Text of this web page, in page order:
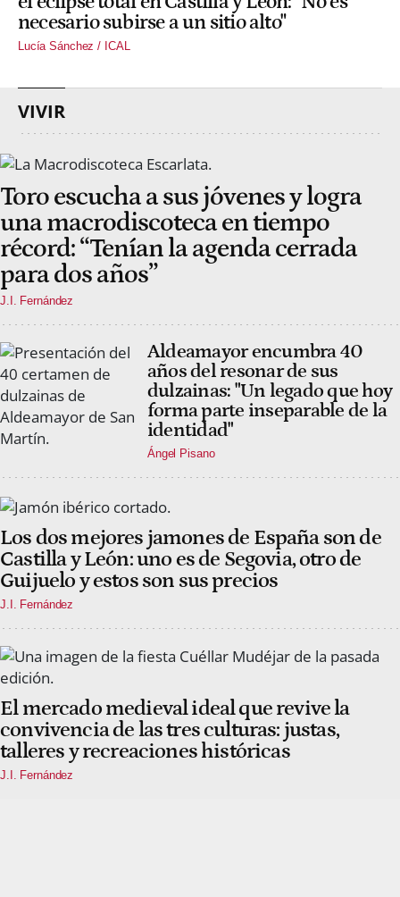
necesario subirse a un sitio alto"
Lucía Sánchez / ICAL
VIVIR
Toro escucha a sus jóvenes y logra
una macrodiscoteca en tiempo
récord: “Tenían la agenda cerrada
para dos años”
J.I. Fernández
Aldeamayor encumbra 40
años del resonar de sus
dulzainas: "Un legado que hoy
forma parte inseparable de la
identidad"
Ángel Pisano
Los dos mejores jamones de España son de
Castilla y León: uno es de Segovia, otro de
Guijuelo y estos son sus precios
J.I. Fernández
El mercado medieval ideal que revive la
convivencia de las tres culturas: justas,
talleres y recreaciones históricas
J.I. Fernández